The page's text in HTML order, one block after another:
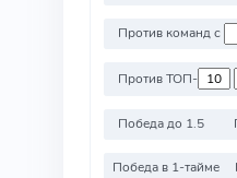
Против команд с
Против ТОП-
Победа до 1.5
Победа в 1-тайме